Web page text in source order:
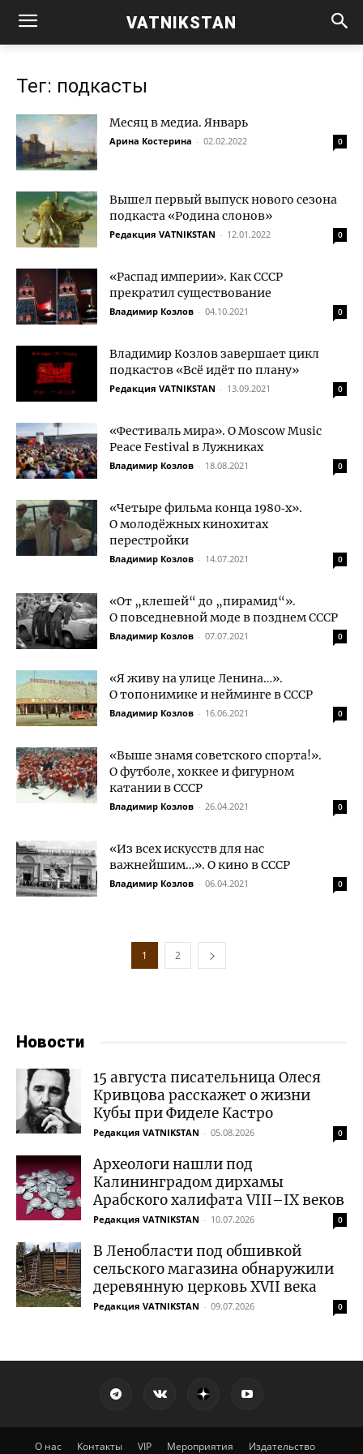
VATNIKSTAN
Тег: подкасты
Месяц в медиа. Январь
Арина Костерина - 02.02.2022 0
Вышел первый выпуск нового сезона
подкаста «Родина слонов»
Редакция VATNIKSTAN - 12.01.2022 0
«Распад империи». Как СССР
прекратил существование
Владимир Козлов - 04.10.2021 0
Владимир Козлов завершает цикл
подкастов «Всё идёт по плану»
Редакция VATNIKSTAN - 13.09.2021 0
«Фестиваль мира». О Moscow Music
Peace Festival в Лужниках
Владимир Козлов - 18.08.2021 0
«Четыре фильма конца 1980‑х».
О молодёжных кинохитах
перестройки
Владимир Козлов - 14.07.2021 0
«От „клешей“ до „пирамид“».
О повседневной моде в позднем СССР
Владимир Козлов - 07.07.2021 0
«Я живу на улице Ленина…».
О топонимике и нейминге в СССР
Владимир Козлов - 16.06.2021 0
«Выше знамя советского спорта!».
О футболе, хоккее и фигурном
катании в СССР
Владимир Козлов - 26.04.2021 0
«Из всех искусств для нас
важнейшим…». О кино в СССР
Владимир Козлов - 06.04.2021 0
1 2
Новости
15 августа писательница Олеся
Кривцова расскажет о жизни
Кубы при Фиделе Кастро
Редакция VATNIKSTAN - 05.08.2026 0
Археологи нашли под
Калининградом дирхамы
Арабского халифата VIII–IX веков
Редакция VATNIKSTAN - 10.07.2026 0
В Ленобласти под обшивкой
сельского магазина обнаружили
деревянную церковь XVII века
Редакция VATNIKSTAN - 09.07.2026 0
О нас Контакты VIP Мероприятия Издательство